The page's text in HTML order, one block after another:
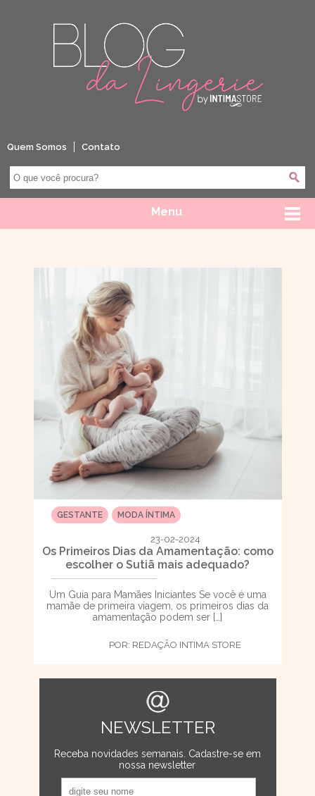
Quem Somos Contato
Menu
GESTANTE MODA ÍNTIMA
23-02-2024
Os Primeiros Dias da Amamentação: como
escolher o Sutiã mais adequado?
Um Guia para Mamães Iniciantes Se você é uma
mamãe de primeira viagem, os primeiros dias da
amamentação podem ser […]
POR: REDAÇÃO INTIMA STORE
NEWSLETTER
Receba novidades semanais. Cadastre-se em
nossa newsletter